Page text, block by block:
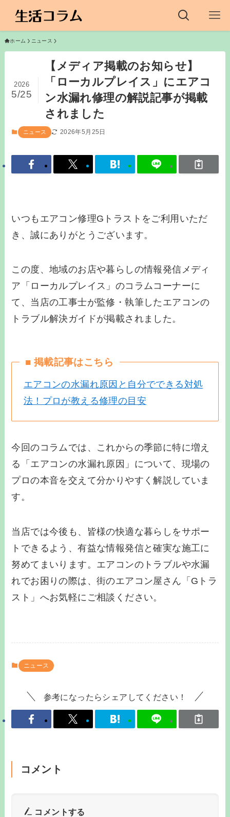
ホーム ニュース
【メディア掲載のお知らせ】
「ローカルプレイス」にエアコ
ン水漏れ修理の解説記事が掲載
されました
2026
5/25
ニュース 2026年5月25日
いつもエアコン修理Gトラストをご利用いただ
き、誠にありがとうございます。
この度、地域のお店や暮らしの情報発信メディ
ア「ローカルプレイス」のコラムコーナーに
て、当店の工事士が監修・執筆したエアコンの
トラブル解決ガイドが掲載されました。
■ 掲載記事はこちら
エアコンの水漏れ原因と自分でできる対処
法！プロが教える修理の目安
今回のコラムでは、これからの季節に特に増え
る「エアコンの水漏れ原因」について、現場の
プロの本音を交えて分かりやすく解説していま
す。
当店では今後も、皆様の快適な暮らしをサポー
トできるよう、有益な情報発信と確実な施工に
努めてまいります。エアコンのトラブルや水漏
れでお困りの際は、街のエアコン屋さん「Gトラ
スト」へお気軽にご相談ください。
ニュース
参考になったらシェアしてください！
コメント
コメントする